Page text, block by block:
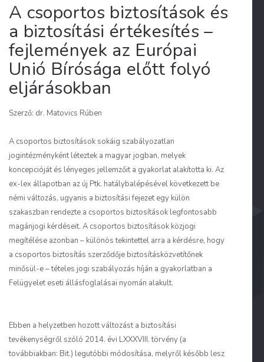
A csoportos biztosítások és
a biztosítási értékesítés –
fejlemények az Európai
Unió Bírósága előtt folyó
eljárásokban
Szerző: dr. Matovics Rúben
A csoportos biztosítások sokáig szabályozatlan
jogintézményként léteztek a magyar jogban, melyek
koncepcióját és lényeges jellemzőit a gyakorlat alakította ki. Az
ex-lex állapotban az új Ptk. hatálybalépésével következett be
némi változás, ugyanis a biztosítási fejezet egy külön
szakaszban rendezte a csoportos biztosítások legfontosabb
magánjogi kérdéseit. A csoportos biztosítások közjogi
megítélése azonban – különös tekintettel arra a kérdésre, hogy
a csoportos biztosítás szerződője biztosításközvetítőnek
minősül-e – tételes jogi szabályozás híján a gyakorlatban a
Felügyelet eseti állásfoglalásai nyomán alakult.
Ebben a helyzetben hozott változást a biztosítási
tevékenységről szóló 2014. évi LXXXVIII. törvény (a
továbbiakban: Bit.) legutóbbi módosítása, melyről később lesz